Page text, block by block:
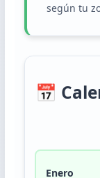
según tu
📅
Enero